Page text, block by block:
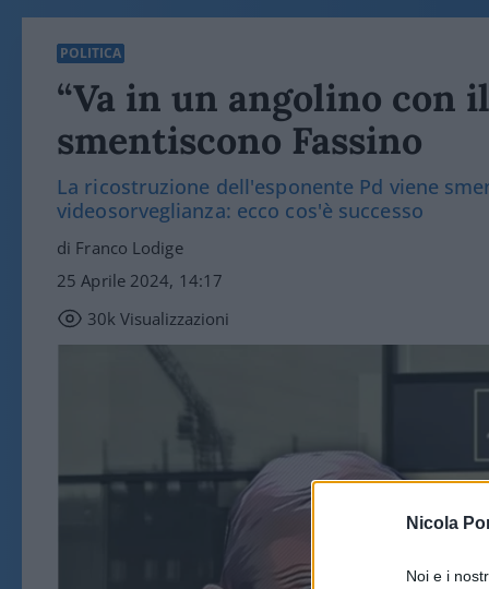
Nicola
Noi e i
POLITICA
“Va in un angolino con
smentiscono Fassino
La ricostruzione dell'esponente Pd viene
videosorveglianza: ecco cos'è successo
di Franco Lodige
25 Aprile 2024, 14:17
30k Visualizzazioni